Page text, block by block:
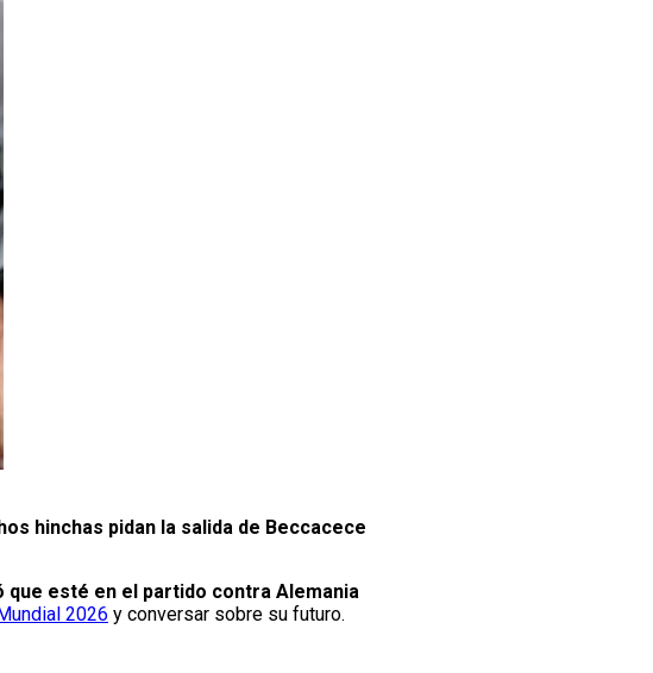
hinchas pidan la salida de Beccacece
que esté en el partido contra Alemania
Mundial 2026 y conversar sobre su futuro.